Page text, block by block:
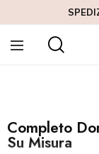
Completo
Su Misura
raffinati e tessuti di
stia cercando un